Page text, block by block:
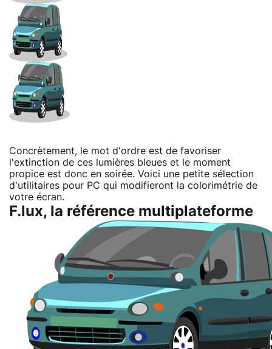
Concrètement, le mot d'ordre est de favoriser
l'extinction de ces lumières bleues et le moment
propice est donc en soirée. Voici une petite sélection
d'utilitaires pour PC qui modifieront la colorimétrie de
votre écran.
F.lux, la référence multiplateforme